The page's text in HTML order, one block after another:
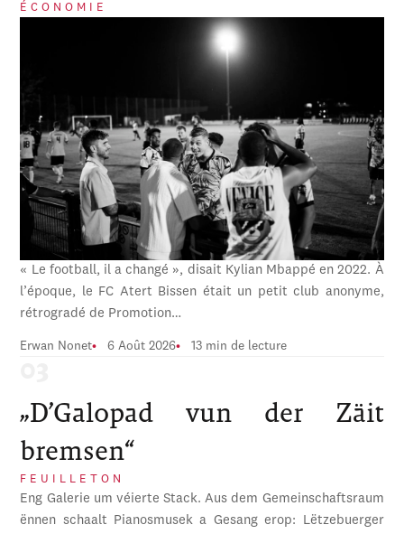
ÉCONOMIE
« Le football, il a changé », disait Kylian Mbappé en 2022. À
l’époque, le FC Atert Bissen était un petit club anonyme,
rétrogradé de Promotion…
Erwan Nonet 6 Août 2026 13 min de lecture
„D’Galopad vun der Zäit
bremsen“
FEUILLETON
Eng Galerie um véierte Stack. Aus dem Gemeinschaftsraum
ënnen schaalt Pianosmusek a Gesang erop: Lëtzebuerger